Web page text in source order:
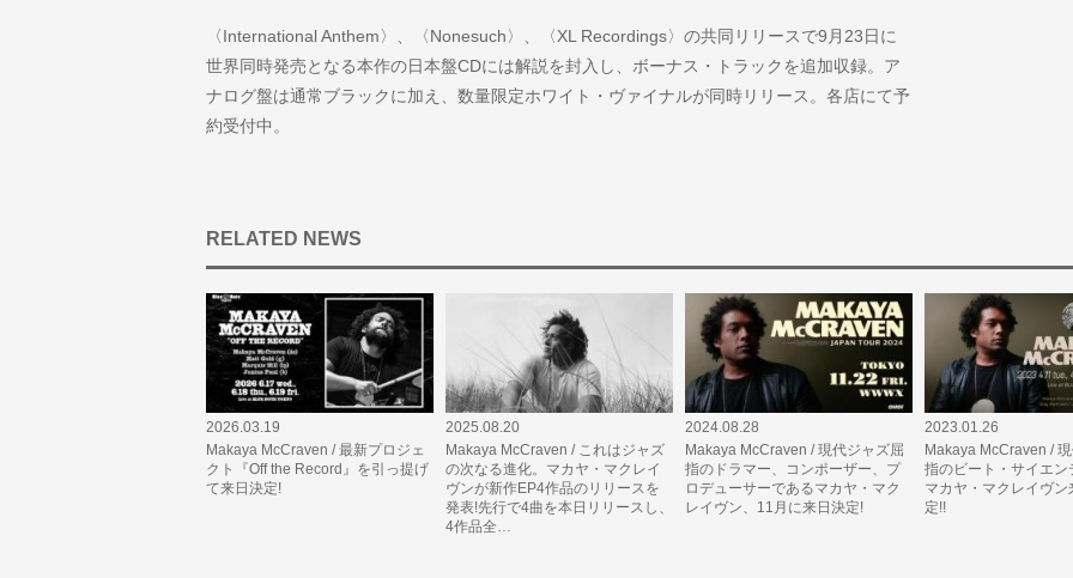
〈International Anthem〉、〈Nonesuch〉、〈XL Recordings〉の共同リリースで9月23日に
世界同時発売となる本作の日本盤CDには解説を封入し、ボーナス・トラックを追加収録。ア
ナログ盤は通常ブラックに加え、数量限定ホワイト・ヴァイナルが同時リリース。各店にて予
約受付中。
RELATED NEWS
2026.03.19
Makaya McCraven / 最新プロジェ
クト『Off the Record』を引っ提げ
て来日決定!
2025.08.20
Makaya McCraven / これはジャズ
の次なる進化。マカヤ・マクレイ
ヴンが新作EP4作品のリリースを
発表!先行で4曲を本日リリースし、
4作品全…
2024.08.28
Makaya McCraven / 現代ジャズ屈
指のドラマー、コンポーザー、プ
ロデューサーであるマカヤ・マク
レイヴン、11月に来日決定!
2023.01.26
Makaya McCraven /
指のビート・サイエン
マカヤ・マクレイヴン
定!!